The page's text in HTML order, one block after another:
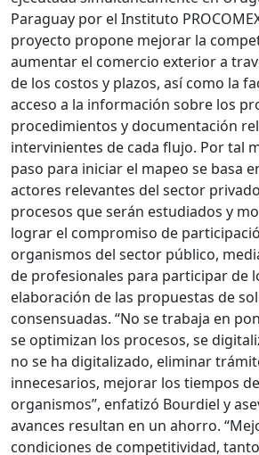
Paraguay por el Instituto
proyecto propone mejorar la
aumentar el comercio exterior a
de los costos y plazos, así como la
acceso a la información sobre los
procedimientos y documentación
intervinientes de cada flujo. Por tal
paso para iniciar el mapeo se basa
actores relevantes del sector
procesos que serán estudiados y
lograr el compromiso de
organismos del sector público,
de profesionales para participar de
elaboración de las propuestas de
consensuadas. “No se trabaja en
se optimizan los procesos, se
no se ha digitalizado, eliminar
innecesarios, mejorar los tiempos
organismos”, enfatizó Bourdiel y
avances resultan en un ahorro.
condiciones de competitividad,